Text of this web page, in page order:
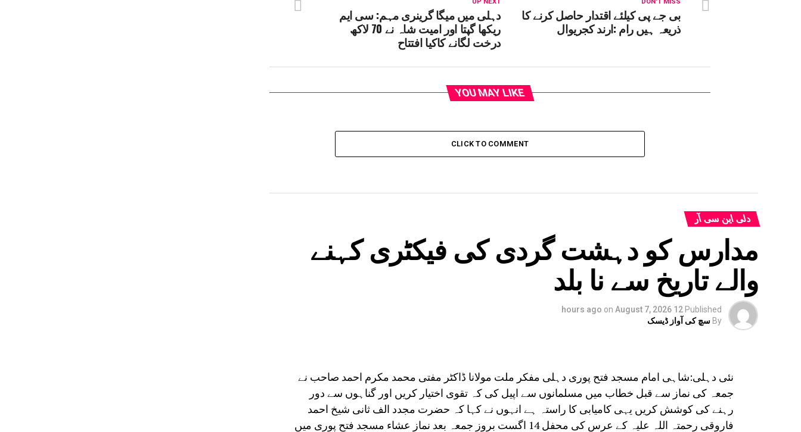
دہلی میں میگا گرینری مہم: سی ایم
ریکھا گپتا اور امیت شاہ نے 70 لاکھ
درخت لگانے کاکیا افتتاح
بی جے پی کیلئے اقتدار حاصل کرنے کا
ذریعہ ہیں رام :ارند کجریوال
YOU MAY LIKE
CLICK TO COMMENT
دلی این سی آر
مدارس کو دہشت گردی کی فیکٹری کہنے
والے تاریخ سے نا بلد
Published
12 hours ago
on August 7, 2026
By سچ کی آواز ڈیسک
نئی دہلی:شاہی امام مسجد فتح پوری دہلی مفکر ملت مولانا ڈاکٹر مفتی محمد مکرم احمد صاحب نے
جمعہ کی نماز سے قبل خطاب میں مسلمانوں سے اپیل کی کہ تقوی اختیار کریں اور گناہوں سے دور
رہنے کی کوشش کریں یہی کامیابی کا راستہ ہے انہوں نے کہا کہ حضرت مجدد الف ثانی شیخ احمد
فاروقی رحمتہ اللہ علیہ کے عرس کی محفل 14 اگست بروز جمعہ بعد نماز عشاء مسجد فتح پوری میں